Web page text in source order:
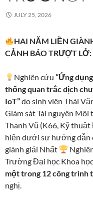
JULY 25, 2026
HAI NĂM LIỀN
CẢNH BÁO TRƯỢT
Nghiên cứu“Ứng
thống quan trắc dịch
IoT”do sinh viên Thái
Giám sát Tài nguyên
Thanh Vũ (K66, Kỹ
hiện dưới sự hướng dẫn
giành giải Nhất
Trường Đại học Khoa
một trong 12 công trình
nghị.